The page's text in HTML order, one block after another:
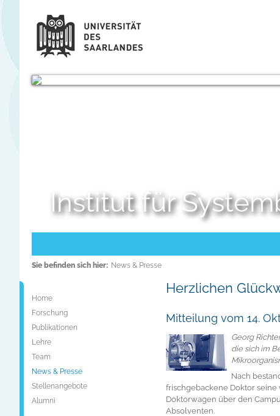
Institut für
Sie befinden sich hier: News & Presse
Home
Forschung
Publikationen
Lehre
Team
News & Presse
Stellenangebote
Alumni
Herzlichen
Mitteilung vom 14.
Georg
die sich im
Nach
frischgebackene Doktor
Doktorwagen über den
Absolventen.